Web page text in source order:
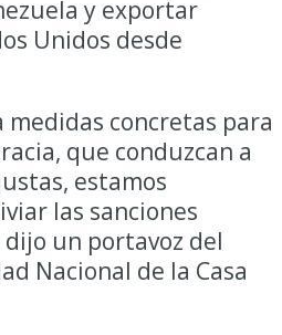
y exportar
Unidos desde
medidas concretas para
que conduzcan a
estamos
las sanciones
un portavoz del
Nacional de la Casa